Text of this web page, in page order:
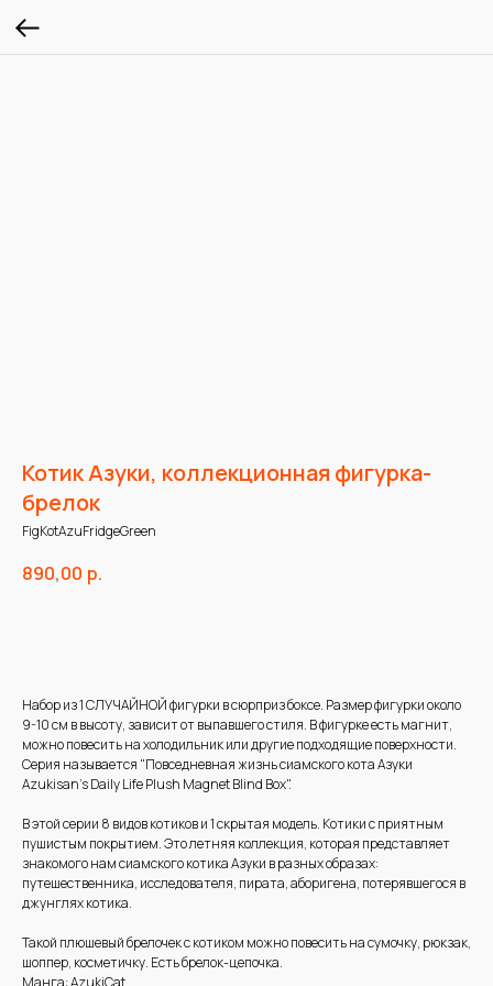
Котик Азуки, коллекционная фигурка-
брелок
FigKotAzuFridgeGreen
890,00 р.
Набор из 1 СЛУЧАЙНОЙ фигурки в сюрприз боксе. Размер фигурки около
9-10 см в высоту, зависит от выпавшего стиля. В фигурке есть магнит,
можно повесить на холодильник или другие подходящие поверхности.
Серия называется "Повседневная жизнь сиамского кота Азуки
Azukisan's Daily Life Plush Magnet Blind Box".
В этой серии 8 видов котиков и 1 скрытая модель. Котики с приятным
пушистым покрытием. Это летняя коллекция, которая представляет
знакомого нам сиамского котика Азуки в разных образах:
путешественника, исследователя, пирата, аборигена, потерявшегося в
джунглях котика.
Такой плюшевый брелочек с котиком можно повесить на сумочку, рюкзак,
шоппер, косметичку. Есть брелок-цепочка.